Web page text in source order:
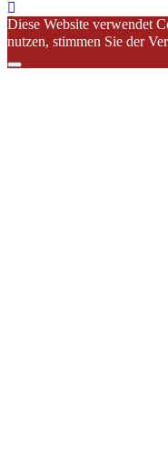
Diese Website verwendet
nutzen, stimmen Sie der